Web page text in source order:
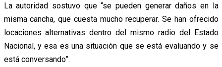
La autoridad sostuvo que “se pueden generar daños en la
misma cancha, que cuesta mucho recuperar. Se han ofrecido
locaciones alternativas dentro del mismo radio del Estado
Nacional, y esa es una situación que se está evaluando y se
está conversando”.